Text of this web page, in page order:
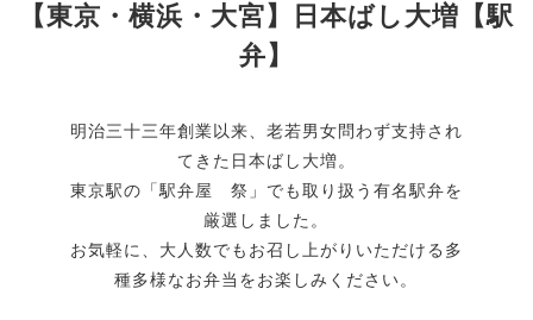
【東京・横浜・大宮】日本ばし大増【駅
弁】
明治三十三年創業以来、老若男女問わず支持され
てきた日本ばし大増。
東京駅の「駅弁屋 祭」でも取り扱う有名駅弁を
厳選しました。
お気軽に、大人数でもお召し上がりいただける多
種多様なお弁当をお楽しみください。